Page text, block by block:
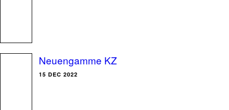
Neuengamme KZ
15 DEC 2022